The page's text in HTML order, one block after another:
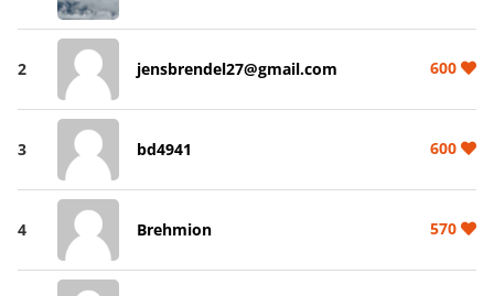
2 jensbrendel27@gmail.com 600
3 bd4941 600
4 Brehmion 570